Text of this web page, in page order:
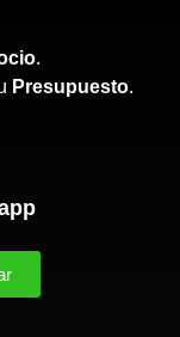
.
Presupuesto.